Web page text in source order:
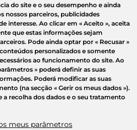
do site e o seu desempenho e ainda
nossos parceiros, publicidades
interesse. Ao clicar em « Aceito », aceita
que estas informações sejam
Pode ainda optar por « Recusar »
personalizados e somente
ao funcionamento do site. Ao
» poderá definir as suas
Poderá modificar as suas
(na secção « Gerir os meus dados »).
a recolha dos dados e o seu tratamento
meus parâmetros